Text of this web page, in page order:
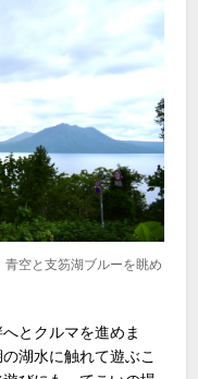
青空と支笏湖ブルーを眺め
とクルマを進めま
湖水に触れて遊ぶこ